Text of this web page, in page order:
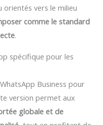
orientés vers le milieu
comme le standard
.
spécifique pour les
Business pour
version permet aux
globale et de